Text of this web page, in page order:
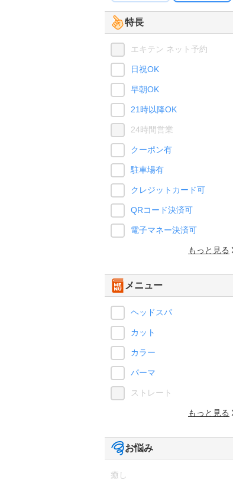
特長
エキテン ネット予約
日祝OK
早朝OK
21時以降OK
24時間営業
クーポン有
駐車場有
クレジットカード可
QRコード決済可
電子マネー決済可
もっと見る
メニュー
ヘッドスパ
カット
カラー
パーマ
ストレート
もっと見る
お悩み
癒し